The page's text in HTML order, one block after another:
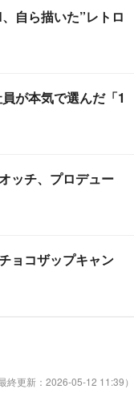
自ら描いた”レトロ
が本気で選んだ「1
ッチ、プロデュー
ョコザップキャン
最終更新：2026-05-12 11:39）